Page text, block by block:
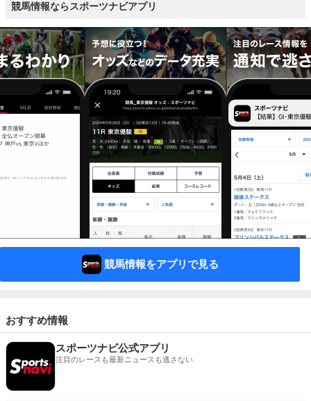
競馬情報ならスポーツナビアプリ
競馬情報をアプリで見る
おすすめ情報
スポーツナビ公式アプリ
注目のレースも最新ニュースも逃さない